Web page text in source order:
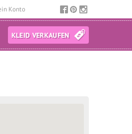
Konto
KLEID VERKAUFEN